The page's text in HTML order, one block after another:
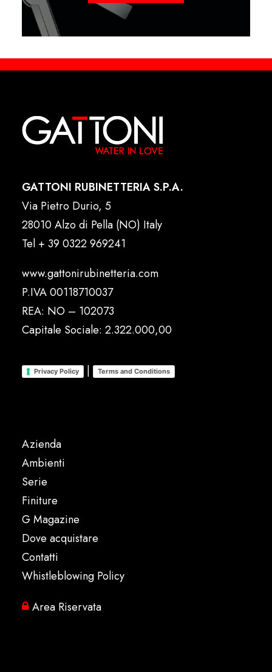
GATTONI RUBINETTERIA S.P.A.
Via Pietro Durio, 5
28010 Alzo di Pella (NO) Italy
Tel + 39 0322 969241
www.gattonirubinetteria.com
P.IVA 00118710037
REA: NO – 102073
Capitale Sociale: 2.322.000,00
Privacy Policy | Terms and Conditions
Azienda
Ambienti
Serie
Finiture
G Magazine
Dove acquistare
Contatti
Whistleblowing Policy
Area Riservata